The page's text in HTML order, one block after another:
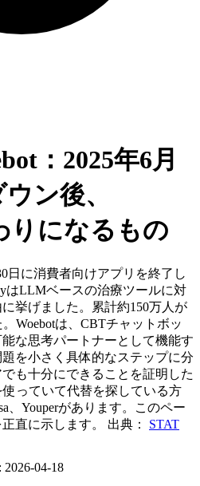
：2025年6月
ン後、
りになるもの
日に消費者向けアプリを終了し
はLLMベースの治療ツールに対
挙げました。累計約150万人が
Woebotは、CBTチャットボッ
な思考パートナーとして機能す
を小さく具体的なステップに分
も十分にできることを証明した
っていて代替を探している方
、Youperがあります。このペー
直に示します。
出典：
STAT
2026-04-18